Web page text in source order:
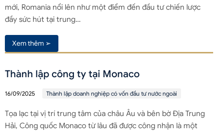
mới, Romania nổi lên như một điểm đến đầu tư chiến lược
đầy sức hút tại trung…
Xem thêm ➢
Thành lập công ty tại Monaco
16/09/2025 Thành lập doanh nghiệp có vốn đầu tư nước ngoài
Tọa lạc tại vị trí trung tâm của châu Âu và bên bờ Địa Trung
Hải, Công quốc Monaco từ lâu đã được công nhận là một